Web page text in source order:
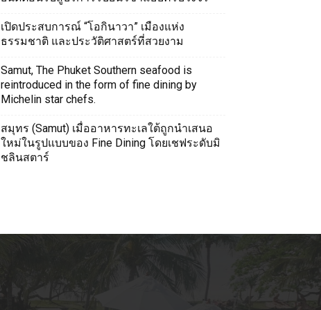
เปิดประสบการณ์ “โอกินาวา” เมืองแห่ง
ธรรมชาติ และประวัติศาสตร์ที่สวยงาม
Samut, The Phuket Southern seafood is
reintroduced in the form of fine dining by
Michelin star chefs.
สมุทร (Samut) เมื่ออาหารทะเลใต้ถูกนำเสนอ
ใหม่ในรูปแบบของ Fine Dining โดยเชฟระดับมิ
ชลินสตาร์